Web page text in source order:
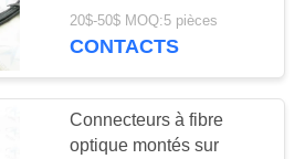
MIL-DTL-26482 série Ii
20$-50$ MOQ:5 pièces
CONTACTS
Connecteurs à fibre
optique montés sur